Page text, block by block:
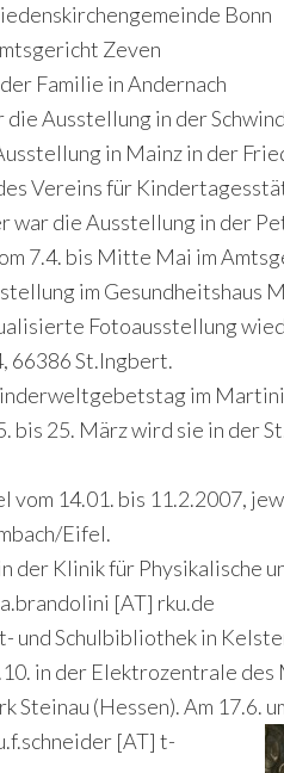
Bonn
Zeven
Familie in Andernach
Ausstellung in der
in Mainz in der
Vereins für
war die Ausstellung in der
7.4. bis Mitte Mai im
im Gesundheitshaus
Fotoausstellung
66386 St.Ingbert.
im
bis 25. März wird sie in
14.01. bis 11.2.2007,
Eifel.
der Klinik für Physikalische
[AT] rku.de
und Schulbibliothek in
in der Elektrozentrale
Steinau (Hessen). Am 17.6.
[AT] t-